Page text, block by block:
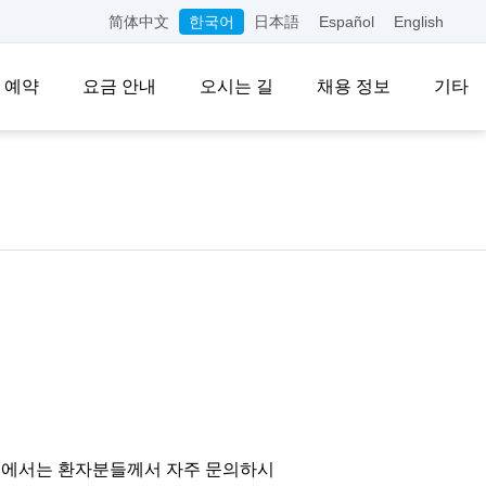
简体中文 한국어 日本語 Español English
예약 요금 안내 오시는 길 채용 정보 기타
서는 환자분들께서 자주 문의하시